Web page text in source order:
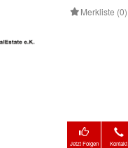
Merkliste (0)
Jetzt Folgen Kontakt